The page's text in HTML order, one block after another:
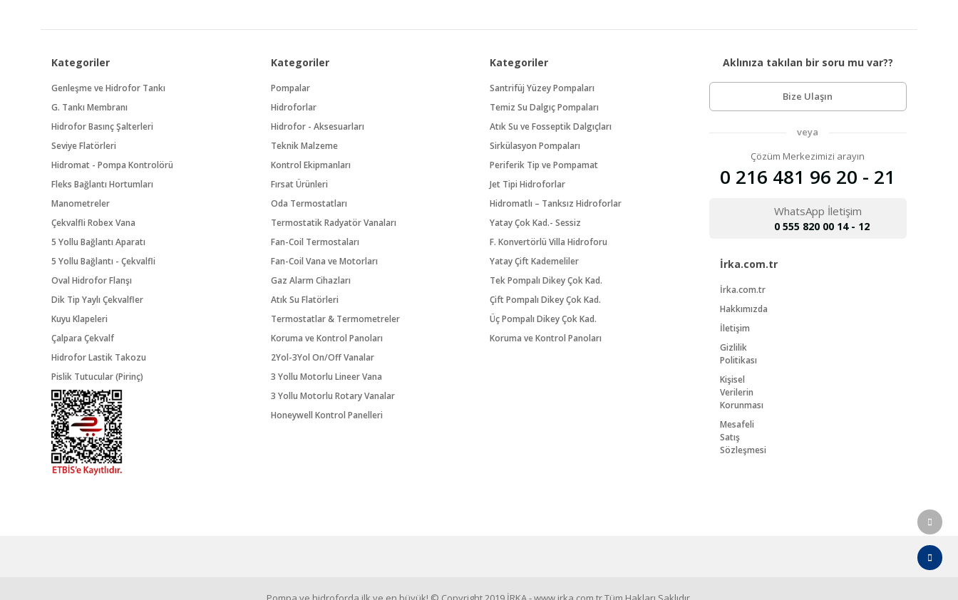
Kategoriler
Genleşme ve Hidrofor Tankı
G. Tankı Membranı
Hidrofor Basınç Şalterleri
Seviye Flatörleri
Hidromat - Pompa Kontrolörü
Fleks Bağlantı Hortumları
Manometreler
Çekvalfli Robex Vana
5 Yollu Bağlantı Aparatı
5 Yollu Bağlantı - Çekvalfli
Oval Hidrofor Flanşı
Dik Tip Yaylı Çekvalfler
Kuyu Klapeleri
Çalpara Çekvalf
Hidrofor Lastik Takozu
Pislik Tutucular (Pirinç)
Kategoriler
Pompalar
Hidroforlar
Hidrofor - Aksesuarları
Teknik Malzeme
Kontrol Ekipmanları
Fırsat Ürünleri
Oda Termostatları
Termostatik Radyatör Vanaları
Fan-Coil Termostaları
Fan-Coil Vana ve Motorları
Gaz Alarm Cihazları
Atık Su Flatörleri
Termostatlar & Termometreler
Koruma ve Kontrol Panoları
2Yol-3Yol On/Off Vanalar
3 Yollu Motorlu Lineer Vana
3 Yollu Motorlu Rotary Vanalar
Honeywell Kontrol Panelleri
Kategoriler
Santrifüj Yüzey Pompaları
Temiz Su Dalgıç Pompaları
Atık Su ve Fosseptik Dalgıçları
Sirkülasyon Pompaları
Periferik Tip ve Pompamat
Jet Tipi Hidroforlar
Hidromatlı – Tanksız Hidroforlar
Yatay Çok Kad.- Sessiz
F. Konvertörlü Villa Hidroforu
Yatay Çift Kademeliler
Tek Pompalı Dikey Çok Kad.
Çift Pompalı Dikey Çok Kad.
Üç Pompalı Dikey Çok Kad.
Koruma ve Kontrol Panoları
Aklınıza takılan bir soru mu var??
Bize Ulaşın
veya
Çözüm Merkezimizi arayın
0 216 481 96 20 - 21
WhatsApp İletişim
0 555 820 00 14 - 12
İrka.com.tr
İrka.com.tr
Hakkımızda
İletişim
Gizlilik
Politikası
Kişisel
Verilerin
Korunması
Mesafeli
Satış
Sözleşmesi